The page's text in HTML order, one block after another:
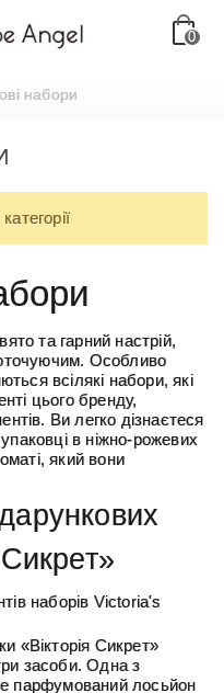
0
набори
та гарний настрій,
Особливо
всілякі набори, які
цього бренду,
Ви легко дізнаєтеся
в ніжно-рожевих
який вони
Сикрет»
наборів Victoria's
«Вікторія Сикрет»
засоби. Одна з
парфумований лосьйон